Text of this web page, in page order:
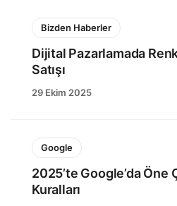
Bizden Haberler
Dijital Pazarlamada
Satışı
29 Ekim 2025
Google
2025’te Google’da Öne
Kuralları